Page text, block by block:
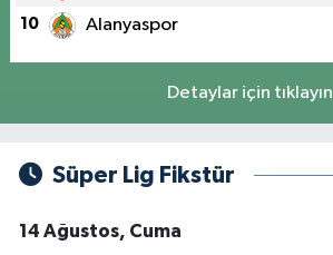
10 Alanyaspor
Detaylar için tıklayın
Süper Lig Fikstür
14 Ağustos, Cuma